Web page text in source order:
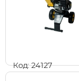
Код: 24127